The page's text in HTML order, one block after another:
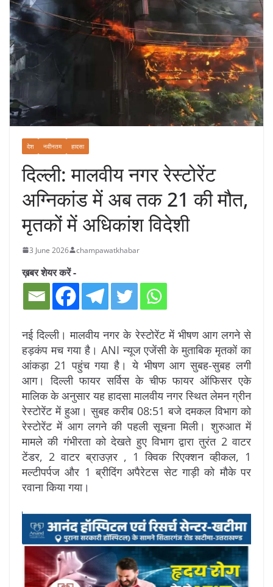
देश नवीनतम हादसा
दिल्ली: मालवीय नगर रेस्टोरेंट
अग्निकांड में अब तक 21 की मौत,
मृतकों में अधिकांश विदेशी
3 June 2026 champawatkhabar
ख़बर शेयर करें -
नई दिल्ली। मालवीय नगर के रेस्टोरेंट में भीषण आग लगने से
हड़कंप मच गया है। ANI न्यूज एजेंसी के मुताबिक मृतकों का
आंकड़ा 21 पहुंच गया है। ये भीषण आग सुबह-सुबह लगी
आग। दिल्ली फायर सर्विस के चीफ फायर ऑफिसर एके
मालिक के अनुसार यह हादसा मालवीय नगर स्थित लेमन ग्रीन
रेस्टोरेंट में हुआ। सुबह करीब 08:51 बजे दमकल विभाग को
रेस्टोरेंट में आग लगने की पहली सूचना मिली। शुरुआत में
मामले की गंभीरता को देखते हुए विभाग द्वारा तुरंत 2 वाटर
टेंडर, 2 वाटर ब्राउज़र , 1 क्विक रिएक्शन व्हीकल, 1
मल्टीपर्पज और 1 ब्रीदिंग अपैरेटस सेट गाड़ी को मौके पर
रवाना किया गया।